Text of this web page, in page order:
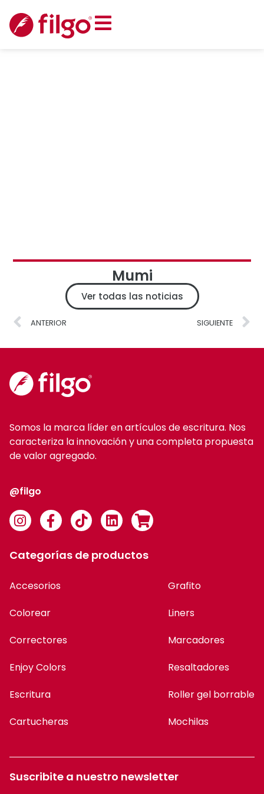
Mumi
Ver todas las noticias
ANTERIOR SIGUIENTE
Somos la marca líder en artículos de escritura. Nos
caracteriza la innovación y una completa propuesta
de valor agregado.
@filgo
Categorías de productos
Accesorios
Colorear
Correctores
Enjoy Colors
Escritura
Cartucheras
Grafito
Liners
Marcadores
Resaltadores
Roller gel borrable
Mochilas
Suscribite a nuestro newsletter